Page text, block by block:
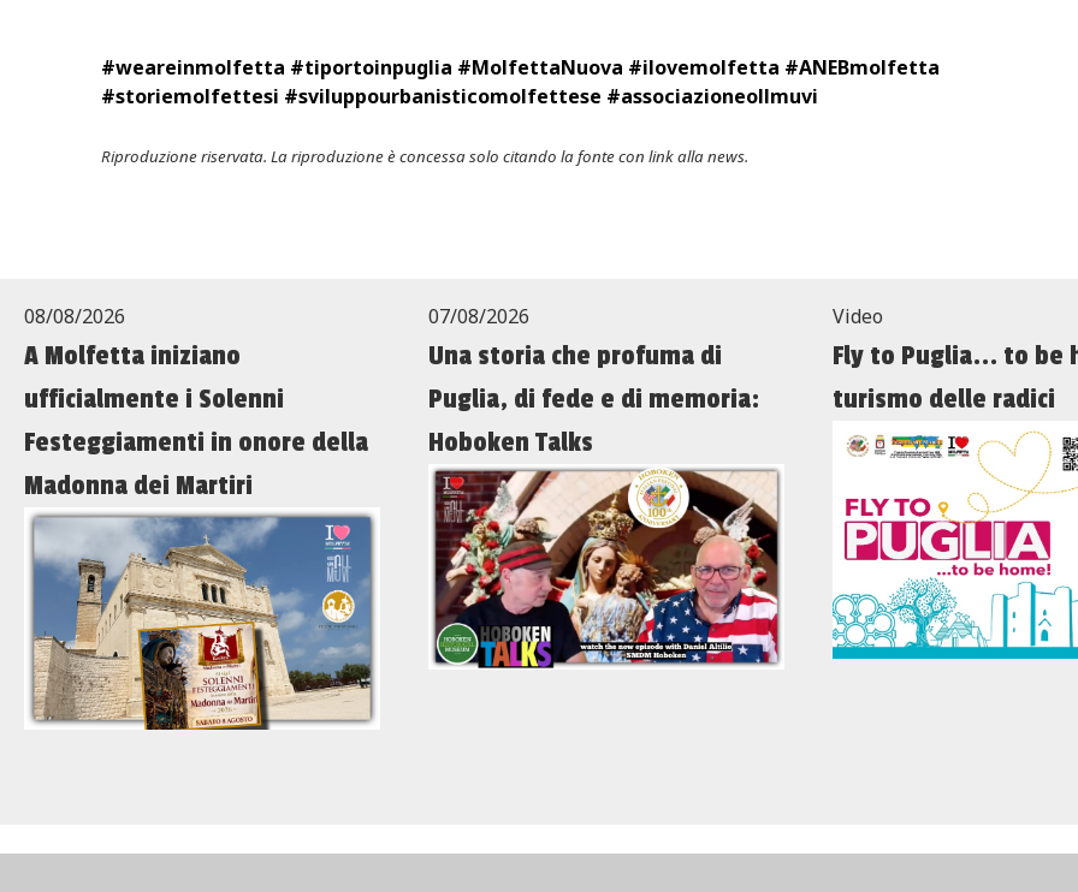
#weareinmolfetta #tiportoinpuglia #MolfettaNuova #ilovemolfetta #ANEBmolfetta
#storiemolfettesi #sviluppourbanisticomolfettese #associazioneollmuvi
Riproduzione riservata. La riproduzione è concessa solo citando la fonte con link alla news.
08/08/2026
A Molfetta iniziano
ufficialmente i Solenni
Festeggiamenti in onore della
Madonna dei Martiri
07/08/2026
Una storia che profuma di
Puglia, di fede e di memoria:
Hoboken Talks
Video
Fly to Puglia... to be
turismo delle radici